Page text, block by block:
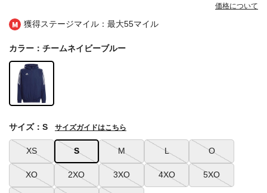
獲得ステージマイル：最大55マイル
価格について
カラー：チームネイビーブルー
XS S M L O
XO 2XO 3XO 4XO 5XO
サイズ：S サイズガイドはこちら